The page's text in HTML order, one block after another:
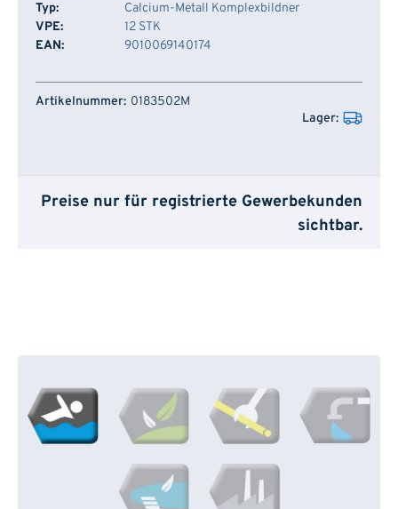
Typ:
Calcium-Metall Komplexbildner
VPE:
12 STK
EAN:
9010069140174
Artikelnummer Lager
0183502M
Preise nur für registrierte Gewerbekunden
sichtbar.